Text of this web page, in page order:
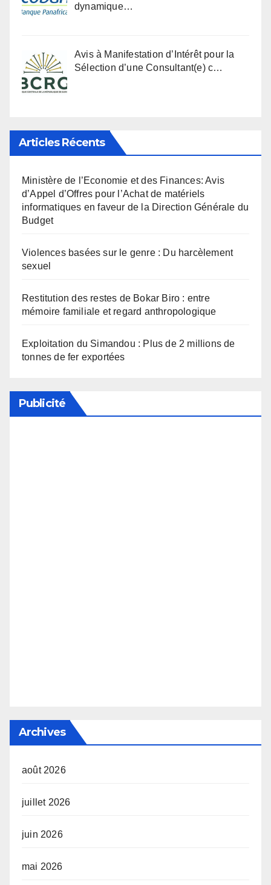
dynamique…
Avis à Manifestation d’Intérêt pour la
Sélection d’une Consultant(e) c…
Articles Récents
Ministère de l’Economie et des Finances: Avis
d’Appel d’Offres pour l’Achat de matériels
informatiques en faveur de la Direction Générale du
Budget
Violences basées sur le genre : Du harcèlement
sexuel
Restitution des restes de Bokar Biro : entre
mémoire familiale et regard anthropologique
Exploitation du Simandou : Plus de 2 millions de
tonnes de fer exportées
Publicité
Archives
août 2026
juillet 2026
juin 2026
mai 2026